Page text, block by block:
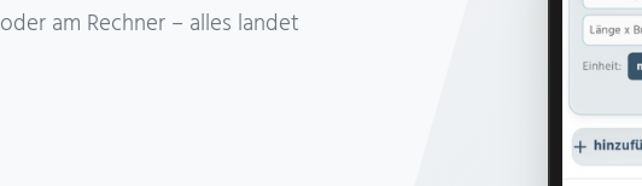
am Rechner – alles landet